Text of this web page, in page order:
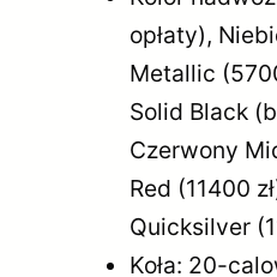
opłaty),
Metallic
Solid Black
Czerwony
Red (11400
Quicksilver
Koła: 20-